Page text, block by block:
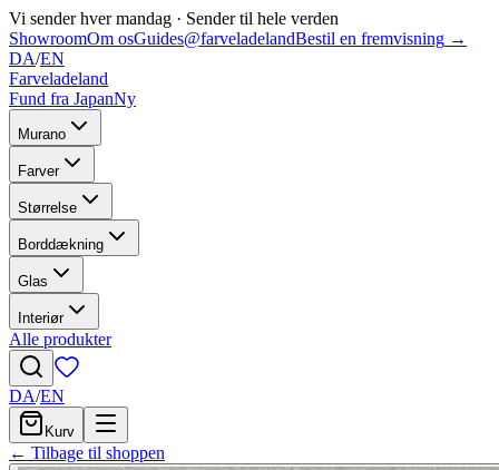
Vi sender hver mandag · Sender til hele verden
ShowroomOm osGuides@farveladelandBestil en fremvisning →
DA/EN
Farveladeland
Fund fra JapanNy
Murano
Farver
Størrelse
Borddækning
Glas
Interiør
Alle produkter
DA/EN
Kurv
← Tilbage til shoppen